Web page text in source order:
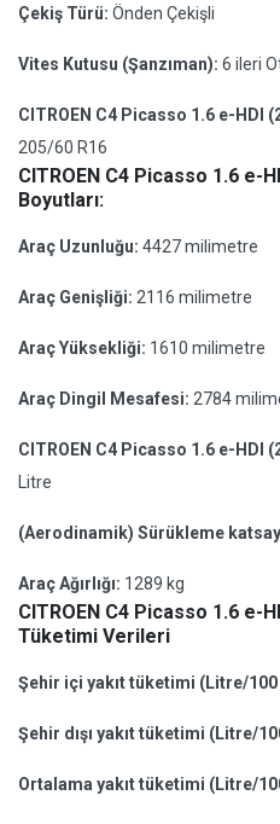
Çekiş Türü: Önden Çekişli
Vites Kutusu (Şanzıman): 6 ileri
CITROEN C4 Picasso 1.6 e-HDI
205/60 R16
CITROEN C4 Picasso 1.6 e-
Boyutları:
Araç Uzunluğu: 4427 milimetre
Araç Genişliği: 2116 milimetre
Araç Yüksekliği: 1610 milimetre
Araç Dingil Mesafesi: 2784
CITROEN C4 Picasso 1.6 e-HDI
Litre
(Aerodinamik) Sürükleme
Araç Ağırlığı: 1289 kg
CITROEN C4 Picasso 1.6 e-
Tüketimi Verileri
Şehir içi yakıt tüketimi (Litre/
Şehir dışı yakıt tüketimi (Litre/
Ortalama yakıt tüketimi (Litre/